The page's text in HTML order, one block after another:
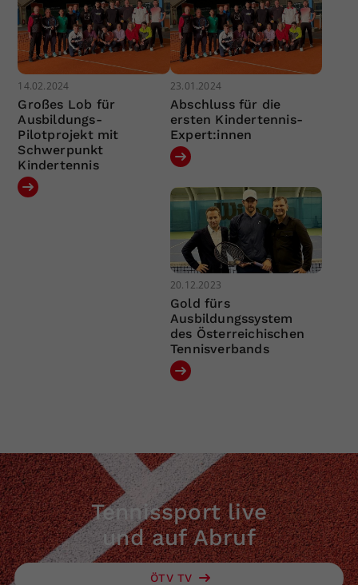
14.02.2024
Großes Lob für
Ausbildungs-
Pilotprojekt mit
Schwerpunkt
Kindertennis
23.01.2024
Abschluss für die
ersten Kindertennis-
Expert:innen
20.12.2023
Gold fürs
Ausbildungssystem
des Österreichischen
Tennisverbands
Tennissport live
und auf Abruf
ÖTV TV